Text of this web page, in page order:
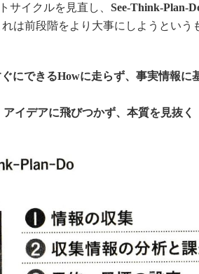
サイクルを見直し、 See-Think-Plan-
は前段階をより大事にしようという
にできるHowに走らず、事実情報に
イデアに飛びつかず、本質を見抜く